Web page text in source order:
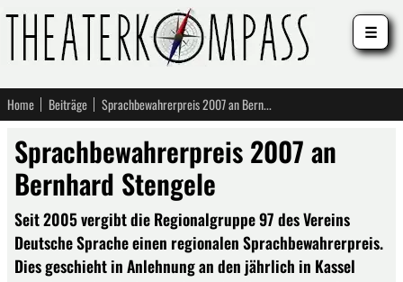
Home Beiträge Sprachbewahrerpreis 2007 an Bernhard Stengele
Sprachbewahrerpreis 2007 an
Bernhard Stengele
Seit 2005 vergibt die Regionalgruppe 97 des Vereins
Deutsche Sprache einen regionalen Sprachbewahrerpreis.
Dies geschieht in Anlehnung an den jährlich in Kassel
☰